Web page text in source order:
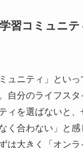
習コミュニテ
ュニティ」といっ
自分のライフス
ィを選ばないと、
く合わない」と
は大きく「オンラ